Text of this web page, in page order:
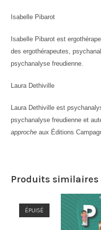
Isabelle Pibarot
Isabelle Pibarot est
des ergothérapeutes,
psychanalyse freudienne.
Laura Dethiville
Laura Dethiville est
psychanalyse freudienne et
approche aux Éditions
Produits similaires
ÉPUISÉ